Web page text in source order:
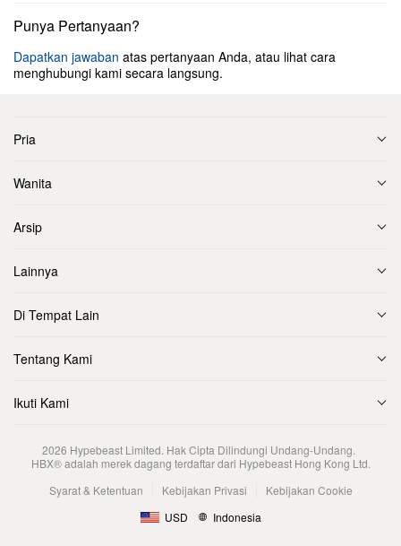
Punya Pertanyaan?
Dapatkan jawaban atas pertanyaan Anda, atau lihat cara
menghubungi kami secara langsung.
Pria
Wanita
Arsip
Lainnya
Di Tempat Lain
Tentang Kami
Ikuti Kami
2026 Hypebeast Limited. Hak Cipta Dilindungi Undang-Undang.
HBX® adalah merek dagang terdaftar dari Hypebeast Hong Kong Ltd.
Syarat & Ketentuan
Kebijakan Privasi
Kebijakan Cookie
USD
Indonesia